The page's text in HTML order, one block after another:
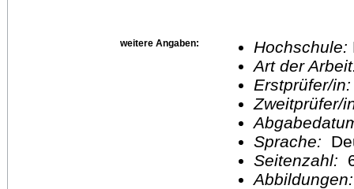
weitere Angaben: Hochschule:
Art der
Erstprüfer/
Sprache:
Seitenzahl: